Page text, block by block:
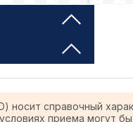
справочный
приема могут